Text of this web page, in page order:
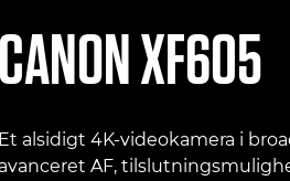
CANONXF605
Et alsidigt 4K-videokamera i
avanceret AF,